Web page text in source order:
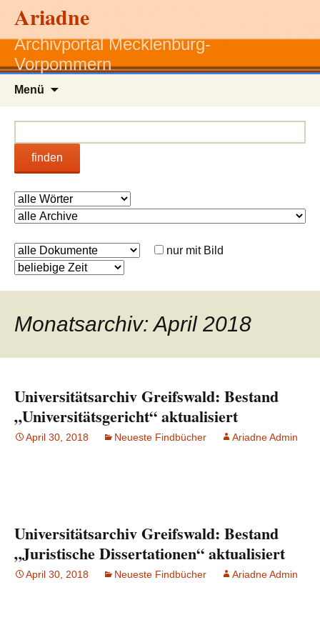
Ariadne
Archivportal Mecklenburg-
Vorpommern
Menü
finden
nur mit Bild
Monatsarchiv: April 2018
Universitätsarchiv Greifswald: Bestand
„Universitätsgericht“ aktualisiert
April 30, 2018 Neueste Findbücher Ariadne Admin
Universitätsarchiv Greifswald: Bestand
„Juristische Dissertationen“ aktualisiert
April 30, 2018 Neueste Findbücher Ariadne Admin